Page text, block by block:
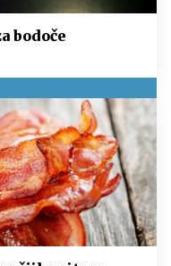
bodoče